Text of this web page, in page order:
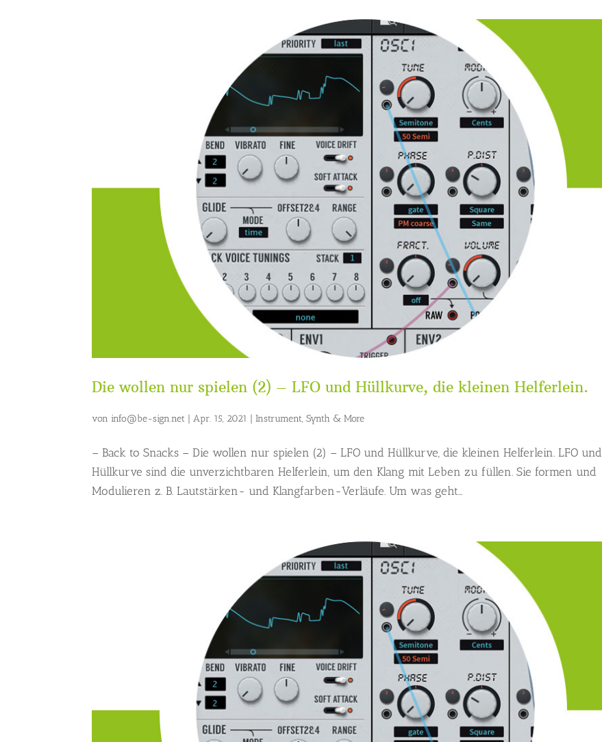
Die wollen nur spielen (2) – LFO und Hüllkurve, die kleinen Helferlein.
von info@be-sign.net |Apr. 15, 2021 |Instrument,Synth & More
– Back to Snacks – Die wollen nur spielen (2) – LFO und Hüllkurve, die kleinen Helferlein. LFO und
Hüllkurve sind die unverzichtbaren Helferlein, um den Klang mit Leben zu füllen. Sie formen und
Modulieren z. B. Lautstärken- und Klangfarben-Verläufe. Um was geht...